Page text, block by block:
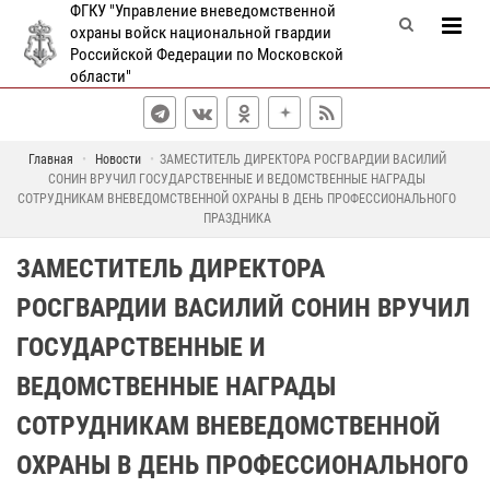
ФГКУ "Управление вневедомственной
охраны войск национальной гвардии
Российской Федерации по Московской
области"
Главная Новости
ЗАМЕСТИТЕЛЬ ДИРЕКТОРА РОСГВАРДИИ ВАСИЛИЙ
СОНИН ВРУЧИЛ ГОСУДАРСТВЕННЫЕ И ВЕДОМСТВЕННЫЕ НАГРАДЫ
СОТРУДНИКАМ ВНЕВЕДОМСТВЕННОЙ ОХРАНЫ В ДЕНЬ ПРОФЕССИОНАЛЬНОГО
ПРАЗДНИКА
ЗАМЕСТИТЕЛЬ ДИРЕКТОРА
РОСГВАРДИИ ВАСИЛИЙ СОНИН ВРУЧИЛ
ГОСУДАРСТВЕННЫЕ И
ВЕДОМСТВЕННЫЕ НАГРАДЫ
СОТРУДНИКАМ ВНЕВЕДОМСТВЕННОЙ
ОХРАНЫ В ДЕНЬ ПРОФЕССИОНАЛЬНОГО